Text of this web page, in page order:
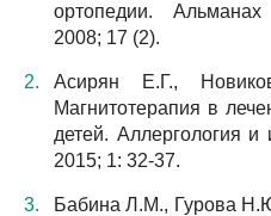
ортопедии.
2008; 17 (2).
Асирян Е.Г.,
Магнитотерапия в
детей. Аллергология
2015; 1: 32-37.
Бабина Л.М., Гурова